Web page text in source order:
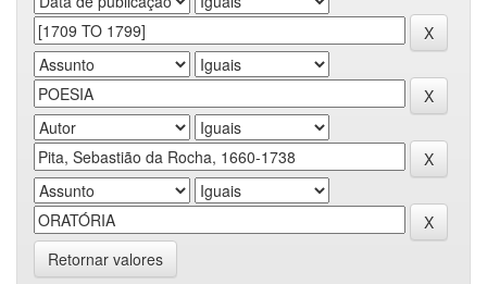
Retornar valores